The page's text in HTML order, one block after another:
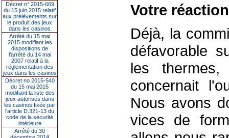
Décret n° 2015-669
du 15 juin 2015 relatif
aux prélèvements sur
le produit des jeux
dans les casinos
Arrêté du 15 mai
2015 modifiant les
dispositions de
l’arrêté du 14 mai
2007 relatif à la
réglementation des
jeux dans les casinos
Décret no 2015-540
du 15 mai 2015
modifiant la liste des
jeux autorisés dans
les casinos fixée par
l’article D.321-13 du
code de la sécurité
intérieure
Arrêté du 30
Votre
Déjà, la
défavorable
les
concernait
Nous avons
vices de